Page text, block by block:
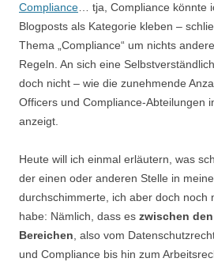
Compliance… tja, Compliance könnte
Blogposts als Kategorie kleben –
Thema „Compliance“ um nichts
Regeln. An sich eine
doch nicht – wie die zunehmende
Officers und Compliance-Abteilungen
anzeigt.
Heute will ich einmal erläutern, was
der einen oder anderen Stelle in
durchschimmerte, ich aber doch noch
habe: Nämlich, dass es zwischen
Bereichen, also vom
und Compliance bis hin zum